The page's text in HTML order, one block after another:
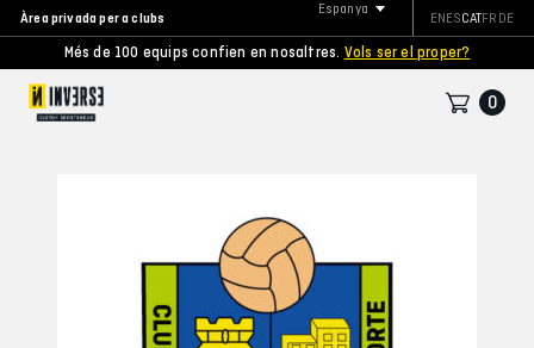
Àrea privada per a clubs
Més de 100 equips confien en nosaltres. Vols ser el proper?
Espanya
ENESCATFR DE
0